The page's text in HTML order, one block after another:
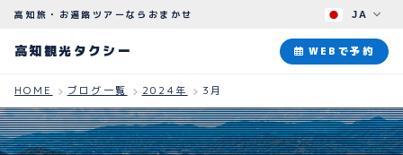
高知観光タクシー
ABOUT
観光タクシーについて
JA
高知旅・お遍路ツアーならおまかせ
高知観光タクシー WEBで予約
HOME ブログ一覧 2024年 3月